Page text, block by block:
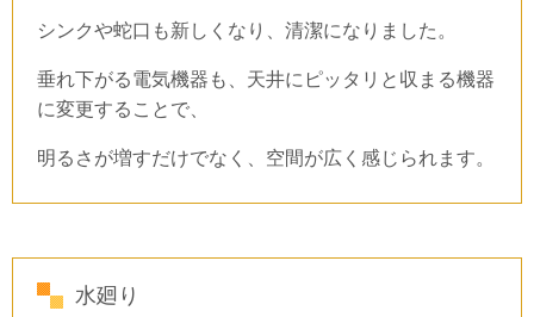
シンクや蛇口も新しくなり、清潔になりました。
垂れ下がる電気機器も、天井にピッタリと収まる機器
に変更することで、
明るさが増すだけでなく、空間が広く感じられます。
水廻り